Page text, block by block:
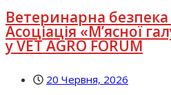
Ветеринарна безпека
Асоціація «М’ясної
у VET AGRO FORUM
20 Червня, 2026